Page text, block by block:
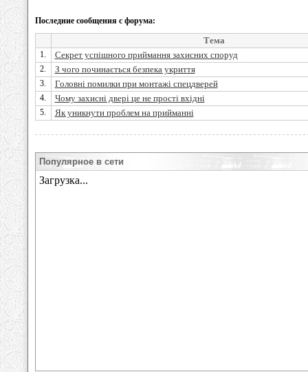
Последние сообщения с форума:
Тема
1. Секрет успішного приймання захисних споруд
2. З чого починається безпека укриття
3. Головні помилки при монтажі спецдверей
4. Чому захисні двері це не прості вхідні
5. Як уникнути проблем на прийманні
Популярное в сети